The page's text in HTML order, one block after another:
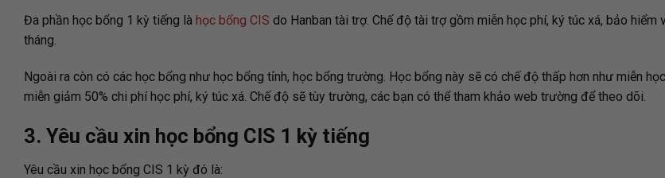
Đa phần học bổng 1 kỳ tiếng là học bổng CIS do Hanban tài trợ. Chế độ tài trợ gồm miễn học phí, ký túc xá, bảo
tháng.
Ngoài ra còn có các học bổng như học bổng tỉnh, học bổng trường. Học bổng này sẽ có chế độ thấp hơn như miễn
miễn giảm 50% chi phí học phí, ký túc xá. Chế độ sẽ tùy trường, các bạn có thể tham khảo web trường để theo dõi.
3. Yêu cầu xin học bổng CIS 1 kỳ tiếng
Yêu cầu xin học bổng CIS 1 kỳ đó là: